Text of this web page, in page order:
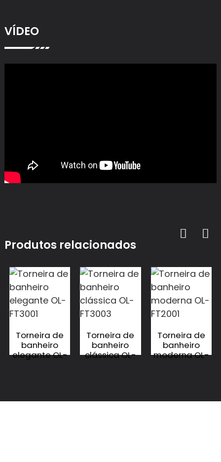
VÍDEO
Produtos relacionados
Torneira de
banheiro
elegante OL-
Torneira de
banheiro
clássica OL-
Torneira de
banheiro
moderna OL-